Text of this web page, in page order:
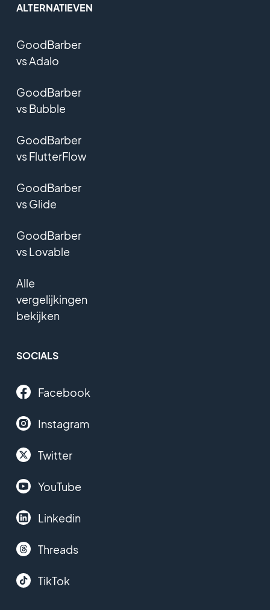
ALTERNATIEVEN
GoodBarber
vs Adalo
GoodBarber
vs Bubble
GoodBarber
vs FlutterFlow
GoodBarber
vs Glide
GoodBarber
vs Lovable
Alle
vergelijkingen
bekijken
SOCIALS
Facebook
Instagram
Twitter
YouTube
Linkedin
Threads
TikTok